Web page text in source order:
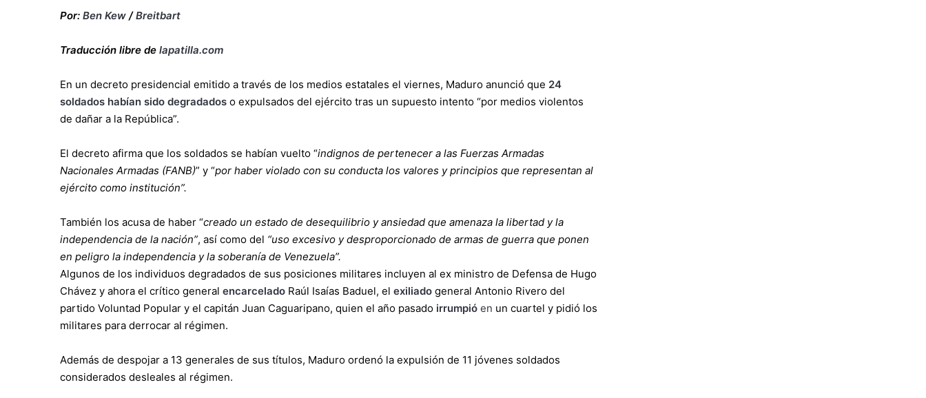
Por: Ben Kew /Breitbart
Traducción libre de lapatilla.com
En un decreto presidencial emitido a través de los medios estatales el viernes, Maduro anunció que 24
soldados habían sido degradados o expulsados del ejército tras un supuesto intento “por medios violentos
de dañar a la República”.
El decreto afirma que los soldados se habían vuelto “indignos de pertenecer a las Fuerzas Armadas
Nacionales Armadas (FANB)” y “por haber violado con su conducta los valores y principios que representan al
ejército como institución”.
También los acusa de haber “creado un estado de desequilibrio y ansiedad que amenaza la libertad y la
independencia de la nación”, así como del “uso excesivo y desproporcionado de armas de guerra que ponen
en peligro la independencia y la soberanía de Venezuela”.
Algunos de los individuos degradados de sus posiciones militares incluyen al ex ministro de Defensa de Hugo
Chávez y ahora el crítico general encarcelado Raúl Isaías Baduel, el exiliado general Antonio Rivero del
partido Voluntad Popular y el capitán Juan Caguaripano, quien el año pasado irrumpió en un cuartel y pidió los
militares para derrocar al régimen.
Además de despojar a 13 generales de sus títulos, Maduro ordenó la expulsión de 11 jóvenes soldados
considerados desleales al régimen.